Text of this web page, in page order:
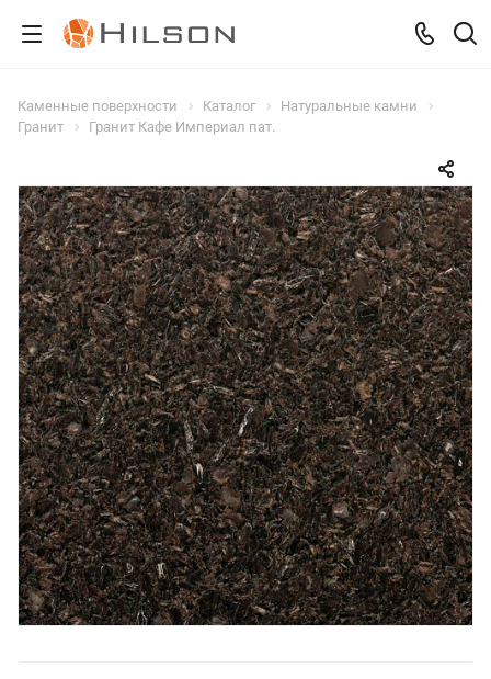
Каменные поверхности Каталог
Натуральные камни
Гранит
Гранит Кафе Империал пат.